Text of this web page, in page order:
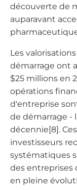
découverte de
auparavant
Les
démarrage ont
$25 millions en
opérations
d'entreprise
de démarrage -
décennie[8].
investisseurs
systématiques
des entreprises
en pleine